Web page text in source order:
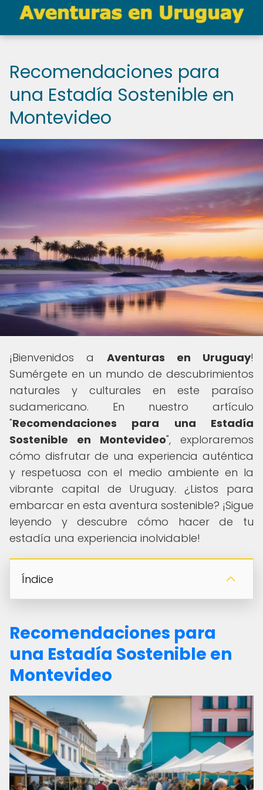
Recomendaciones para
una Estadía Sostenible en
Montevideo
¡Bienvenidos a Aventuras en Uruguay!
Sumérgete en un mundo de descubrimientos
naturales y culturales en este paraíso
sudamericano. En nuestro artículo
"Recomendaciones para una Estadía
Sostenible en Montevideo", exploraremos
cómo disfrutar de una experiencia auténtica
y respetuosa con el medio ambiente en la
vibrante capital de Uruguay. ¿Listos para
embarcar en esta aventura sostenible? ¡Sigue
leyendo y descubre cómo hacer de tu
estadía una experiencia inolvidable!
Índice
Recomendaciones para
una Estadía Sostenible en
Montevideo